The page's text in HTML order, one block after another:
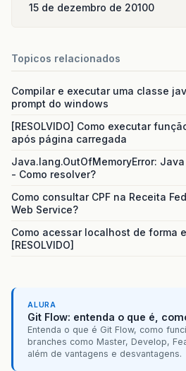
15 de dezembro de 20100
Topicos relacionados
Compilar e executar uma classe
prompt do windows
[RESOLVIDO] Como executar
após página carregada
Java.lang.OutOfMemoryError:
- Como resolver?
Como consultar CPF na Receita
Web Service?
Como acessar localhost de forma
[RESOLVIDO]
ALURA
Git Flow: entenda o que é,
Entenda o que é Git Flow, como
branches como Master, Develop,
além de vantagens e desvantagens.